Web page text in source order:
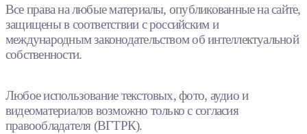
Все права на любые материалы, опубликованные на сайте,
защищены в соответствии с российским и
международным законодательством об интеллектуальной
собственности.
Любое использование текстовых, фото, аудио и
видеоматериалов возможно только с согласия
правообладателя (ВГТРК).